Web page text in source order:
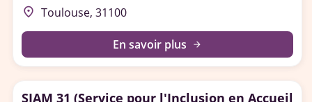
place Toulouse, 31100
En savoir plus arrow_forward
SIAM 31 (Service pour l'Inclusion en Accueil